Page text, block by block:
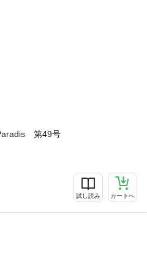
第49号
試し読み カートへ